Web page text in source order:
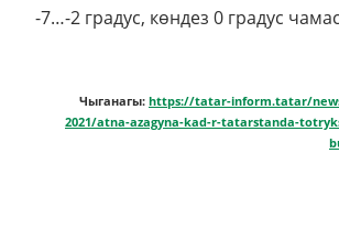
-7…-2 градус, көндез 0 градус
Чыганагы: https://tatar-inform.tatar/
2021/atna-azagyna-kad-r-tatarstanda-